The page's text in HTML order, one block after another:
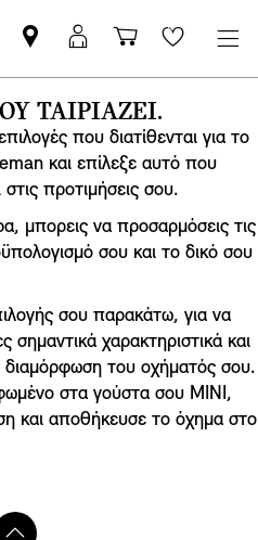
Βρείτε
Επίσημο
Έμπορο
MINI
ΜΙΝΙ
Αpp
login
Καλάθι
αγορών
Wishlist
ΤΑΙΡΙΑΖΕΙ.
που διατίθενται για το
και επίλεξε αυτό που
στις προτιμήσεις σου.
μπορεις να προσαρμόσεις τις
σου και το δικό σου
σου παρακάτω, για να
σημαντικά χαρακτηριστικά και
διαμόρφωση του οχήματός σου.
στα γούστα σου MINI,
και αποθήκευσε το όχημα στο